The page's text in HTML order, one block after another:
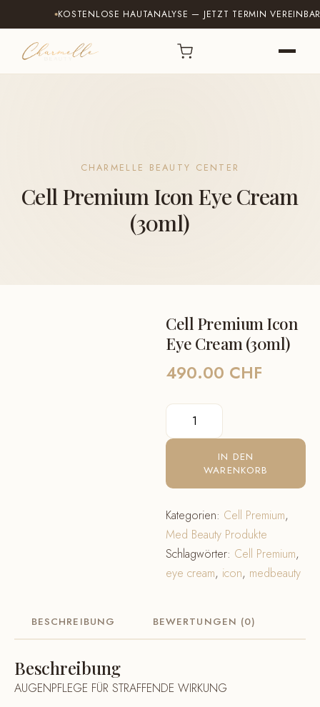
KOSTENLOSE HAUTANALYSE — JETZT TERMIN VEREINBAREN
CHARMELLE BEAUTY CENTER
Cell Premium Icon Eye Cream
(30ml)
Cell Premium Icon
Eye Cream (30ml)
490.00 CHF
Cell
Premium
Cream
(30ml)
Menge
IN DEN
WARENKORB
Kategorien: Cell Premium,
Med Beauty Produkte
Schlagwörter: Cell Premium,
eye cream, icon, medbeauty
BESCHREIBUNG BEWERTUNGEN (0)
Beschreibung
AUGENPFLEGE FÜR STRAFFENDE WIRKUNG